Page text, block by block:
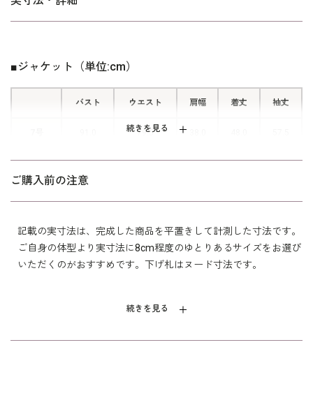
フロントファスナータイプ。 左側の
切り替え部分に隠しファスナーがある
ので、腕を後ろに回すことなく簡単に
続きを見る
■ジャケット（単位:cm）
バスト ウエスト 肩幅 着丈 袖丈
79.5
9号 94.0 82.5 38.5 48.5 58.0
15号 107.0 95.5 40.5 50.0 59.0
表地 トリアセテート 69％
ポリエステル 15％
ご購入前の注意
続きを見る
記載の実寸法は、完成した商品を平置きして計測した寸法です。
ご自身の体型より実寸法に8cm程度のゆとりあるサイズをお選び
いただくのがおすすめです。下げ札はヌード寸法です。